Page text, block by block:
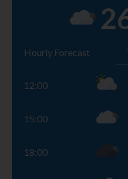
Hourly Forecast
12:00
15:00
18:00